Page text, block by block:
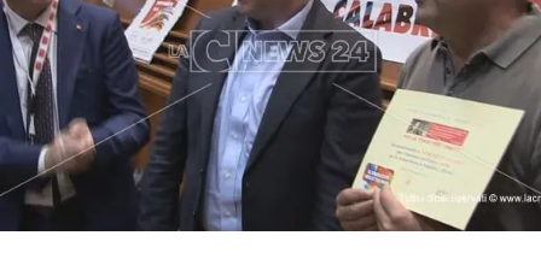
Economia e lavoro
Italia Mondo
Sanità
Sport